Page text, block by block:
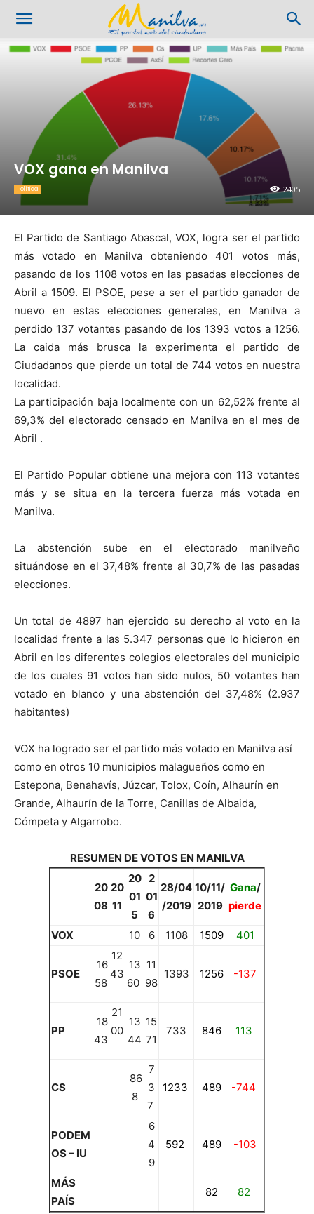
VOX gana en Manilva
2405
Política
El Partido de Santiago Abascal, VOX, logra ser el partido
más votado en Manilva obteniendo 401 votos más,
pasando de los 1108 votos en las pasadas elecciones de
Abril a 1509. El PSOE, pese a ser el partido ganador de
nuevo en estas elecciones generales, en Manilva a
perdido 137 votantes pasando de los 1393 votos a 1256.
La caida más brusca la experimenta el partido de
Ciudadanos que pierde un total de 744 votos en nuestra
localidad.
La participación baja localmente con un 62,52% frente al
69,3% del electorado censado en Manilva en el mes de
Abril .
El Partido Popular obtiene una mejora con 113 votantes
más y se situa en la tercera fuerza más votada en
Manilva.
La abstención sube en el electorado manilveño
situándose en el 37,48% frente al 30,7% de las pasadas
elecciones.
Un total de 4897 han ejercido su derecho al voto en la
localidad frente a las 5.347 personas que lo hicieron en
Abril en los diferentes colegios electorales del municipio
de los cuales 91 votos han sido nulos, 50 votantes han
votado en blanco y una abstención del 37,48% (2.937
habitantes)
VOX ha logrado ser el partido más votado en Manilva así
como en otros 10 municipios malagueños como en
Estepona, Benahavís, Júzcar, Tolox, Coín, Alhaurín en
Grande, Alhaurín de la Torre, Canillas de Albaida,
Cómpeta y Algarrobo.
RESUMEN DE VOTOS EN MANILVA
20
08
20
11
20
01
5
2
01
6
28/04
/2019
10/11/
2019
Gana/
pierde
VOX 10 6 1108 1509 401
PSOE
16
58
12
43
13
60
11
98
1393 1256 -137
PP
18
43
21
00
13
44
15
71
733 846 113
CS
86
8
7
3
7
1233 489 -744
PODEM
OS – IU
6
4
9
592 489 -103
MÁS
PAÍS
82 82